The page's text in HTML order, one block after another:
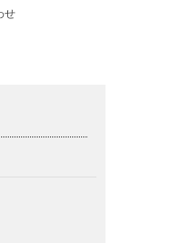
せ